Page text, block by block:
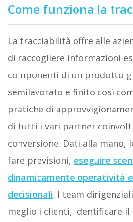
Come funziona la
La tracciabilità offre alle
di raccogliere informazioni
componenti di un prodotto
semilavorato e finito così
pratiche di
di tutti i vari partner
conversione. Dati alla mano,
fare previsioni, eseguire
dinamicamente operatività
decisionali. I team
meglio i clienti, identificare il